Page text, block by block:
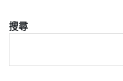
搜尋